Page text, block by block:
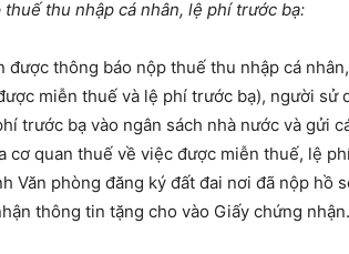
thuế thu nhập cá nhân, lệ phí trước bạ:
được thông báo nộp thuế thu nhập cá
miễn thuế và lệ phí trước bạ), người
trước bạ vào ngân sách nhà nước và gửi
cơ quan thuế về việc được miễn thuế, lệ
Văn phòng đăng ký đất đai nơi đã nộp hồ
thông tin tặng cho vào Giấy chứng nhận.